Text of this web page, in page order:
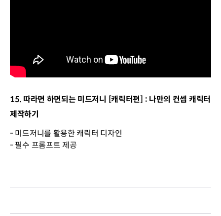
15. 따라면 하면되는 미드저니 [캐릭터편] : 나만의 컨셉 캐릭터
제작하기
- 미드저니를 활용한 캐릭터 디자인
- 필수 프롬프트 제공